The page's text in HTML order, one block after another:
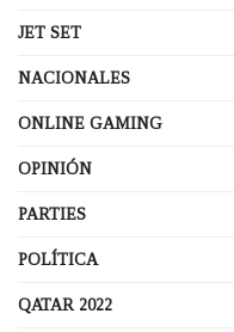
JET SET
NACIONALES
ONLINE GAMING
OPINIÓN
PARTIES
POLÍTICA
QATAR 2022